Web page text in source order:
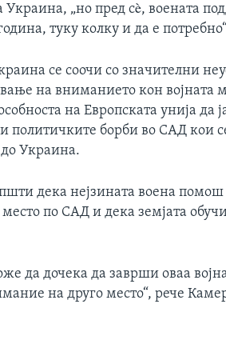
„но пред сè, воената
туку колку и да е
се соочи со значителни
на вниманието кон војната
на Европската унија да
политичките борби во САД кои
Украина.
дека нејзината воена
по САД и дека земјата
да дочека да заврши оваа
на друго место“, рече